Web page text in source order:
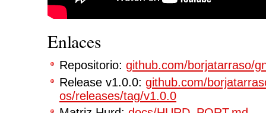
Enlaces
Repositorio: github.com/borjatarraso/
Release v1.0.0: github.com/
os/releases/tag/v1.0.0